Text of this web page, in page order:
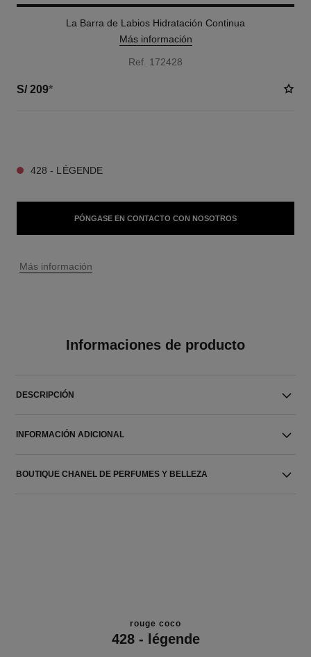
La Barra de Labios Hidratación Continua
Más información
Ref. 172428
S/ 209*
428 - LÉGENDE
PÓNGASE EN CONTACTO CON NOSOTROS
↩
Más información
Informaciones de producto
DESCRIPCIÓN
INFORMACIÓN ADICIONAL
BOUTIQUE CHANEL DE PERFUMES Y BELLEZA
rouge coco
428 - légende